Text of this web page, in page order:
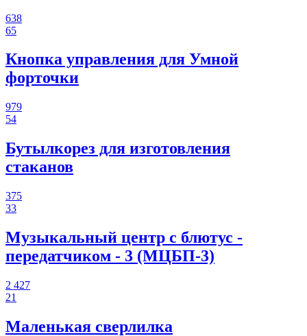
638
65
Кнопка управления для Умной
форточки
979
54
Бутылкорез для изготовления
стаканов
375
33
Музыкальный центр с блютус -
передатчиком - 3 (МЦБП-3)
2 427
21
Маленькая сверлилка